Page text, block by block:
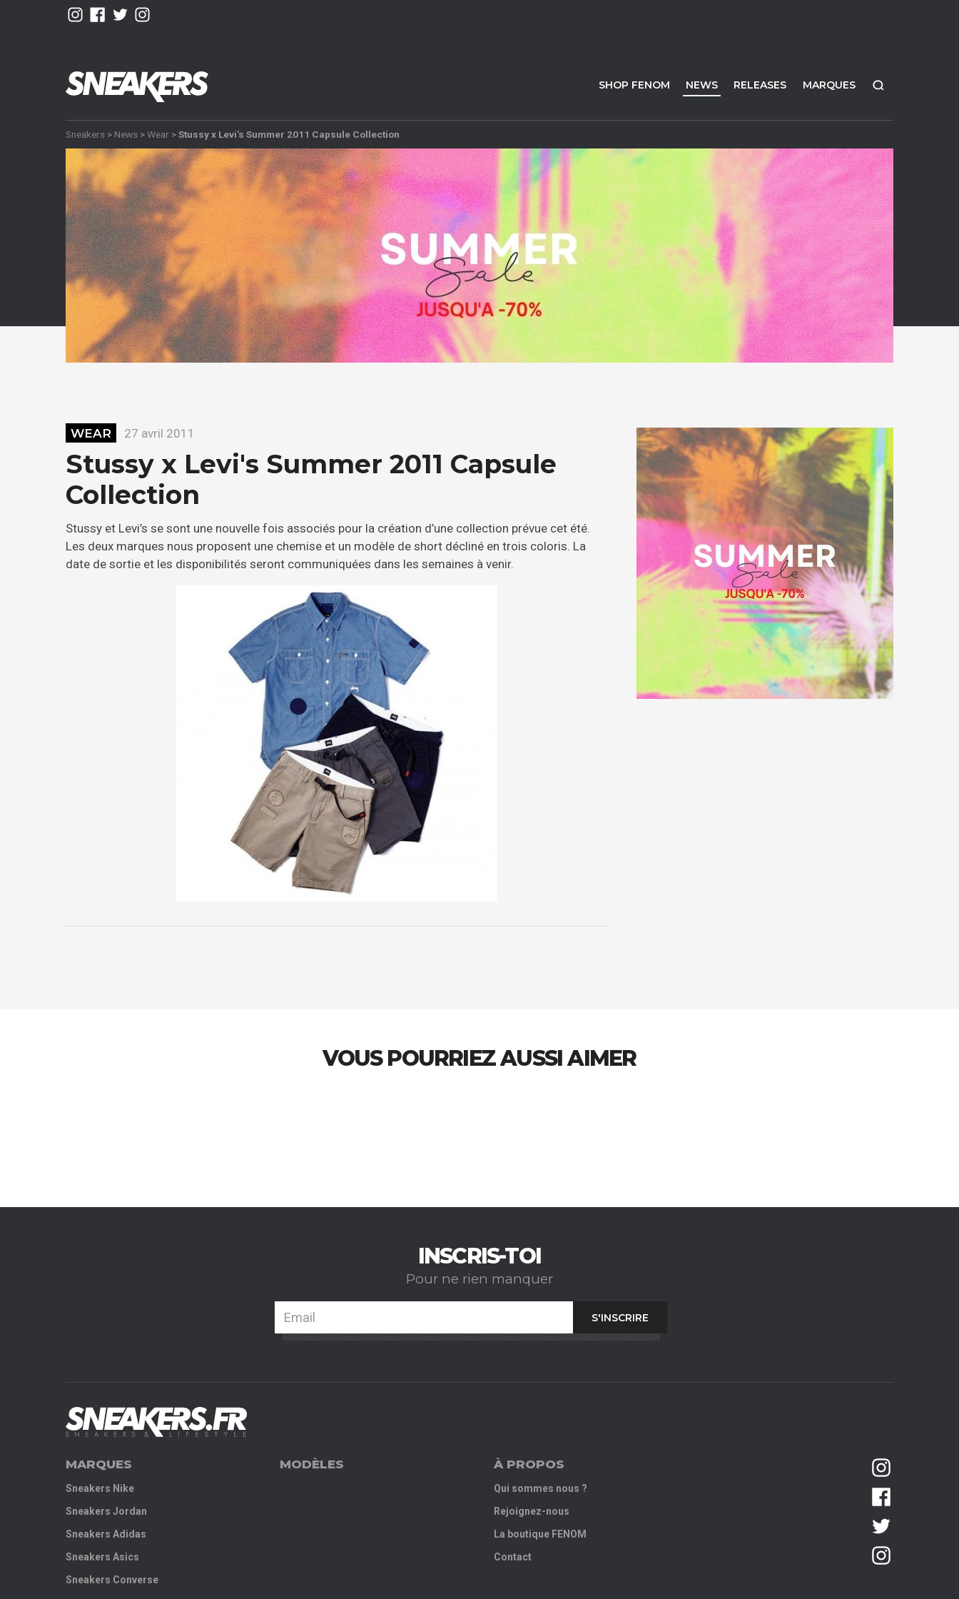
SHOP FENOM NEWS RELEASES MARQUES
Sneakers > News >Wear >Stussy x Levi's Summer 2011 Capsule Collection
WEAR 27 avril 2011
Stussy x Levi's Summer 2011 Capsule
Collection
Stussy et Levi’s se sont une nouvelle fois associés pour la création d’une collection prévue cet été.
Les deux marques nous proposent une chemise et un modèle de short décliné en trois coloris. La
date de sortie et les disponibilités seront communiquées dans les semaines à venir.
VOUS POURRIEZ AUSSI AIMER
INSCRIS-TOI
Pour ne rien manquer
MARQUES
Sneakers Nike
Sneakers Jordan
Sneakers Adidas
Sneakers Asics
Sneakers Converse
MODÈLES À PROPOS
Qui sommes nous ?
Rejoignez-nous
La boutique FENOM
Contact